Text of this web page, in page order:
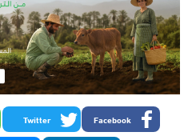
Facebook
Twitter